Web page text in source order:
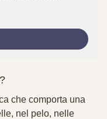
che comporta una
nel pelo, nelle